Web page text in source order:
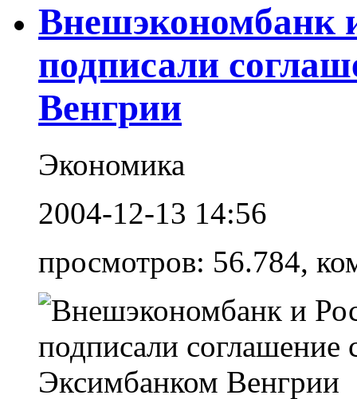
Внешэкономбанк
подписали
Венгрии
Экономика
2004-12-13 14:56
просмотров: 56.784,